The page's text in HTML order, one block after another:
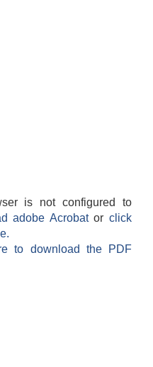
is not configured to
adobe Acrobatorclick
to download the PDF